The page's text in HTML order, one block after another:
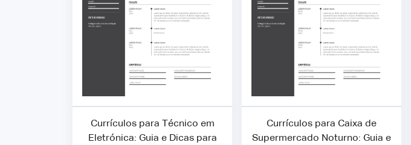
Currículos para Técnico em
Eletrónica: Guia e Dicas para
Currículos para Caixa de
Supermercado Noturno: Guia e